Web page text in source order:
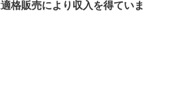
格販売により収入を得ていま